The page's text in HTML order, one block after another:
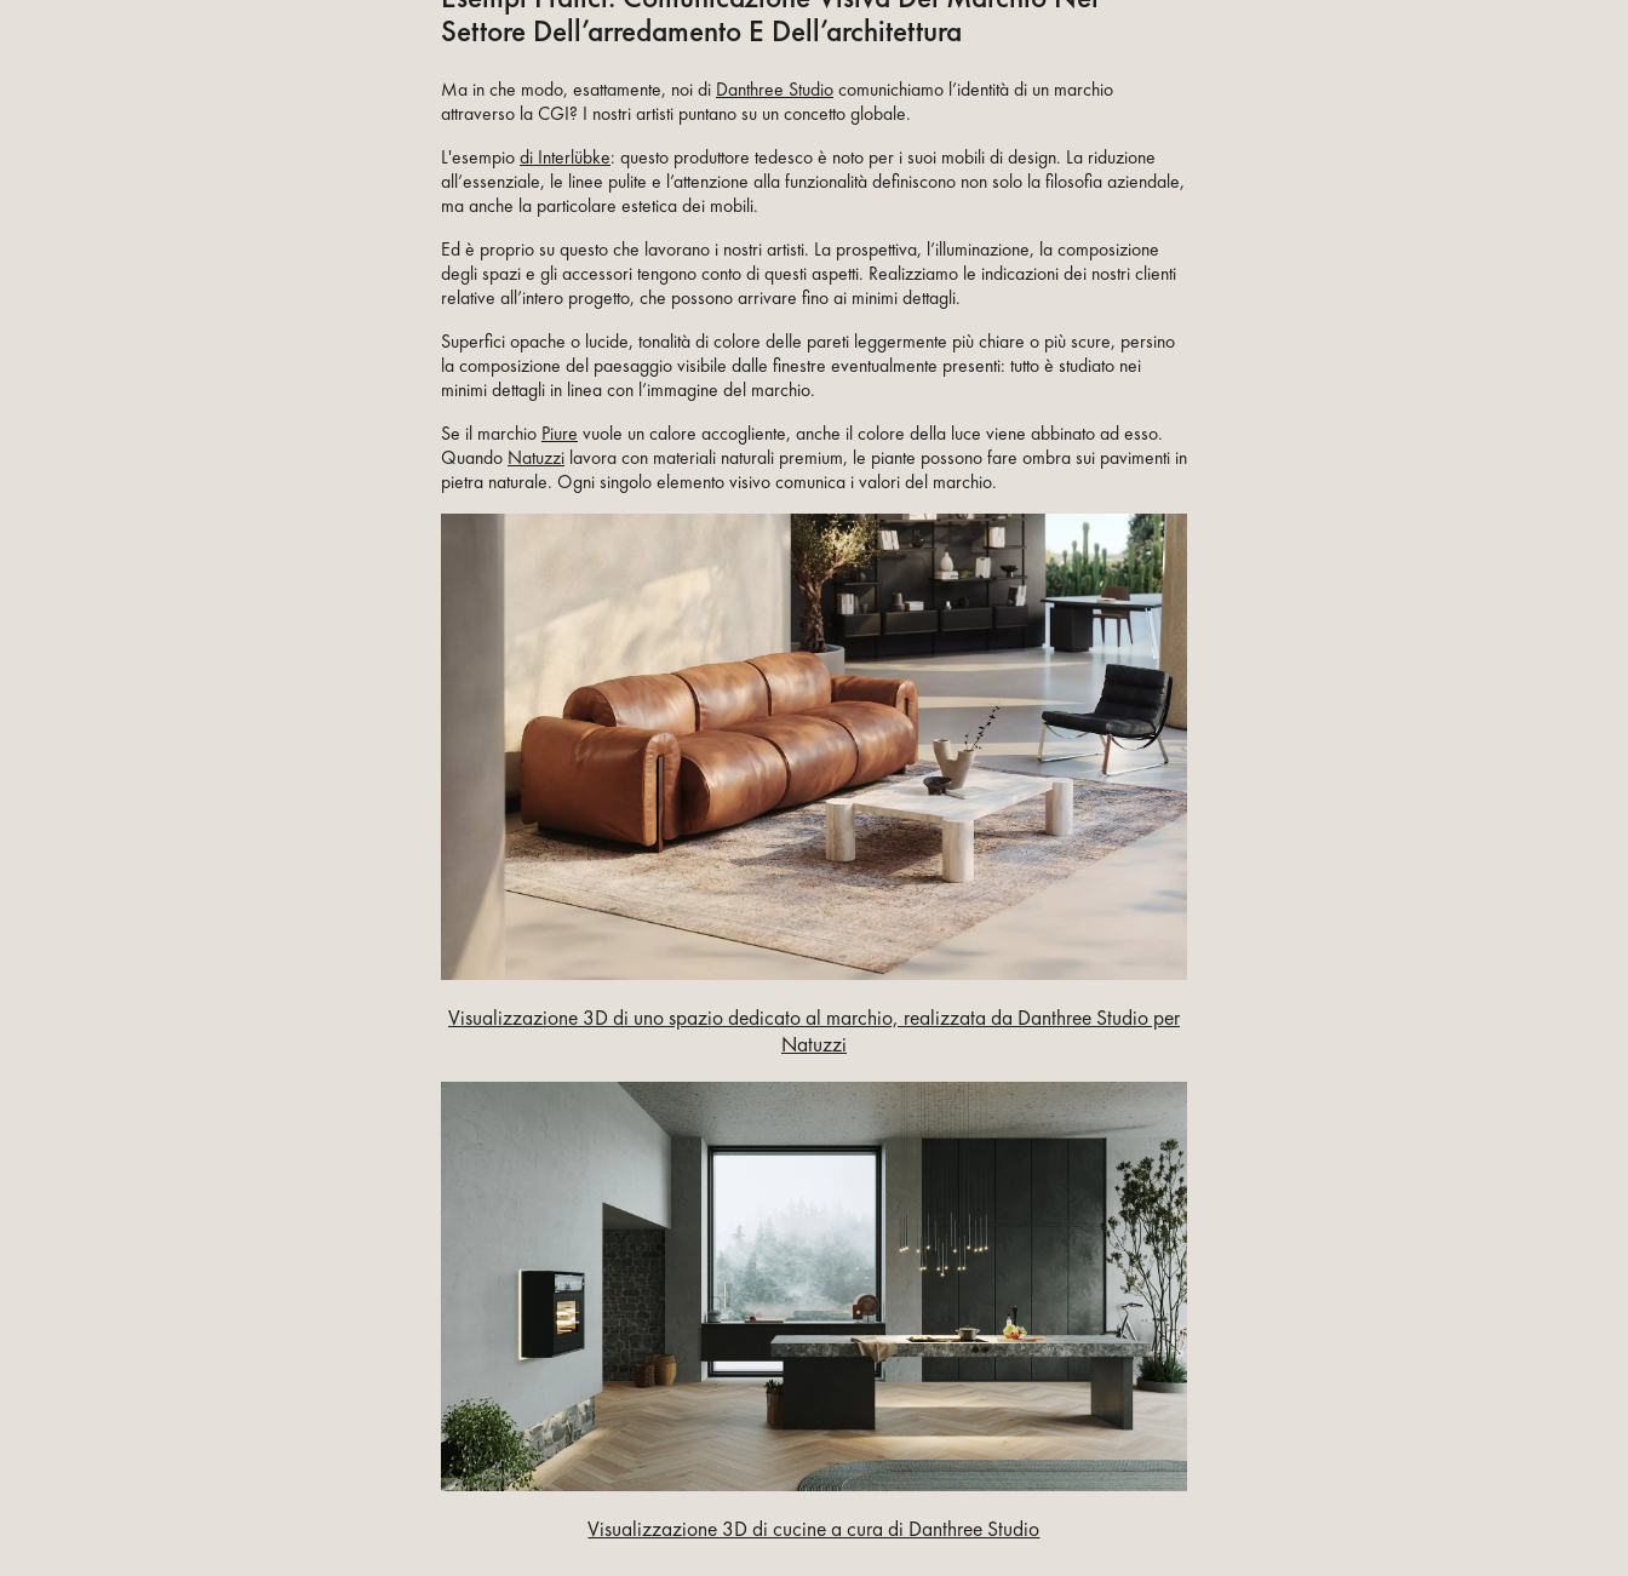
Settore Dell’arredamento E Dell’architettura
Ma in che modo, esattamente, noi di Danthree Studio comunichiamo l’identità di un marchio
attraverso la CGI? I nostri artisti puntano su un concetto globale.
L'esempio di Interlübke: questo produttore tedesco è noto per i suoi mobili di design. La riduzione
all’essenziale, le linee pulite e l’attenzione alla funzionalità definiscono non solo la filosofia aziendale,
ma anche la particolare estetica dei mobili.
Ed è proprio su questo che lavorano i nostri artisti. La prospettiva, l’illuminazione, la composizione
degli spazi e gli accessori tengono conto di questi aspetti. Realizziamo le indicazioni dei nostri clienti
relative all’intero progetto, che possono arrivare fino ai minimi dettagli.
Superfici opache o lucide, tonalità di colore delle pareti leggermente più chiare o più scure, persino
la composizione del paesaggio visibile dalle finestre eventualmente presenti: tutto è studiato nei
minimi dettagli in linea con l’immagine del marchio.
Se il marchio Piure vuole un calore accogliente, anche il colore della luce viene abbinato ad esso.
Quando Natuzzi lavora con materiali naturali premium, le piante possono fare ombra sui pavimenti in
pietra naturale. Ogni singolo elemento visivo comunica i valori del marchio.
Visualizzazione 3D di uno spazio dedicato al marchio, realizzata da Danthree Studio per
Natuzzi
Visualizzazione 3D di cucine a cura di Danthree Studio